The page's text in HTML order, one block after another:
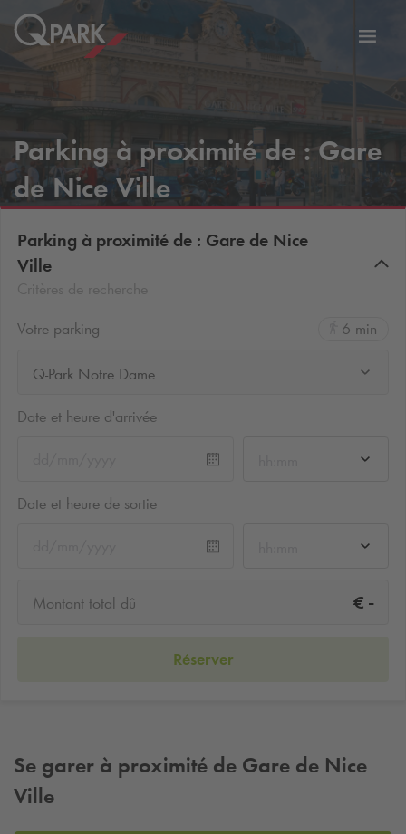
Parking à proximité de : Gare
de Nice Ville
Parking à proximité de : Gare de Nice
Ville
Votre parking
6 min
Q-Park Notre Dame
Date et heure d'arrivée
Date et heure de sortie
Montant total dû € -
Réserver
Se garer à proximité de Gare de Nice
Ville